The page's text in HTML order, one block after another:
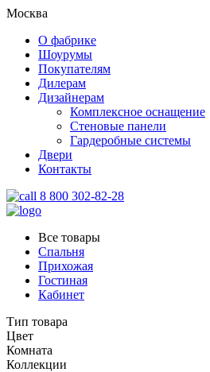
Москва
О фабрике
Шоурумы
Покупателям
Дилерам
Дизайнерам
Комплексное оснащение
Стеновые панели
Гардеробные системы
Двери
Контакты
8 800 302-82-28
Все товары
Спальня
Прихожая
Гостиная
Кабинет
Тип товара
Цвет
Комната
Коллекции